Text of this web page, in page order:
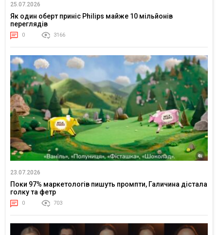
25.07.2026
Як один оберт приніс Philips майже 10 мільйонів
переглядів
0 3166
23.07.2026
Поки 97% маркетологів пишуть промпти, Галичина дістала
голку та фетр
0 703